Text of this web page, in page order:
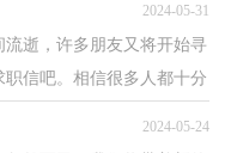
2024-05-31
逝，许多朋友又将开始寻
信吧。相信很多人都十分
2024-05-24